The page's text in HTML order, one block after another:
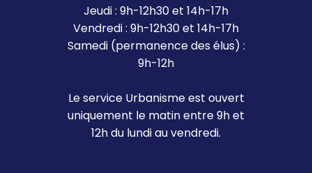
Jeudi : 9h-12h30 et 14h-17h
Vendredi : 9h-12h30 et 14h-17h
Samedi (permanence des élus) :
9h-12h
Le service Urbanisme est ouvert
uniquement le matin entre 9h et
12h du lundi au vendredi.